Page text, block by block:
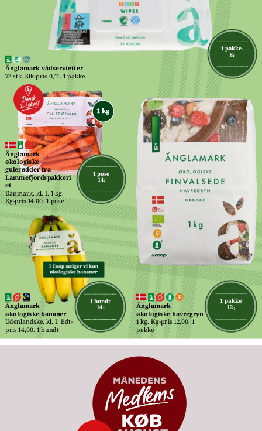
1 pakke.
8,-
Änglamark vådservietter
72 stk. Stk-pris 0,11. 1 pakke.
1 pose
14,-
Änglamark
økologiske
gulerødder fra
Lammefjordspakkeri
et
Danmark, kl. I. 1 kg.
Kg-pris 14,00. 1 pose
1 bundt
14,-
Änglamark
økologiske bananer
Udenlandske, kl. I. Bdt-
pris 14,00. 1 bundt
1 pakke
12,-
Änglamark
økologiske havregryn
1 kg. Kg-pris 12,00. 1
pakke